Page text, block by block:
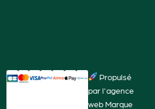
Propulsé
par l'agence
web Marque